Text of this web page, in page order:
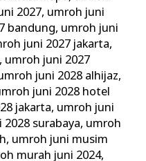
2027, umroh juni
bandung, umroh juni
juni 2027 jakarta,
, umroh juni 2027
juni 2028 alhijaz,
juni 2028 hotel
jakarta, umroh juni
surabaya, umroh
, umroh juni musim
murah juni 2024,